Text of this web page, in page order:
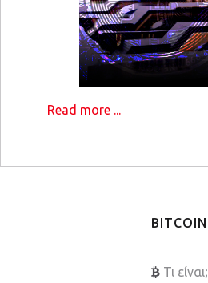
Read more ...
BITCOIN
Τι είναι;